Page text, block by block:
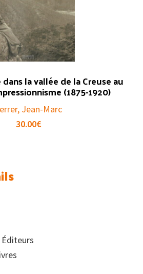
la vallée de la Creuse au
(1875-1920)
Jean-Marc
30.00€